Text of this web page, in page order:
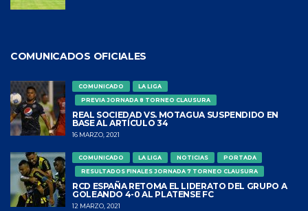
COMUNICADOS OFICIALES
COMUNICADO
LA LIGA
PREVIA JORNADA 8 TORNEO CLAUSURA
REAL SOCIEDAD VS. MOTAGUA SUSPENDIDO EN
BASE AL ARTÍCULO 34
16 MARZO, 2021
COMUNICADO LA LIGA NOTICIAS
PORTADA
RESULTADOS FINALES JORNADA 7 TORNEO CLAUSURA
RCD ESPAÑA RETOMA EL LIDERATO DEL GRUPO A
GOLEANDO 4-0 AL PLATENSE FC
12 MARZO, 2021